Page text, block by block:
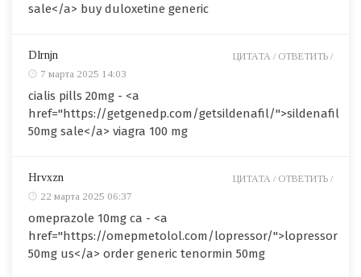
sale</a> buy duloxetine generic
Dlrnjn
7 марта 2025 14:03
cialis pills 20mg - <a
href="https://getgenedp.com/getsildenafil/">sildenafil
50mg sale</a> viagra 100 mg
ЦИТАТА / ОТВЕТИТЬ /
Hrvxzn
22 марта 2025 06:37
omeprazole 10mg ca - <a
href="https://omepmetolol.com/lopressor/">lopressor
50mg us</a> order generic tenormin 50mg
ЦИТАТА / ОТВЕТИТЬ /